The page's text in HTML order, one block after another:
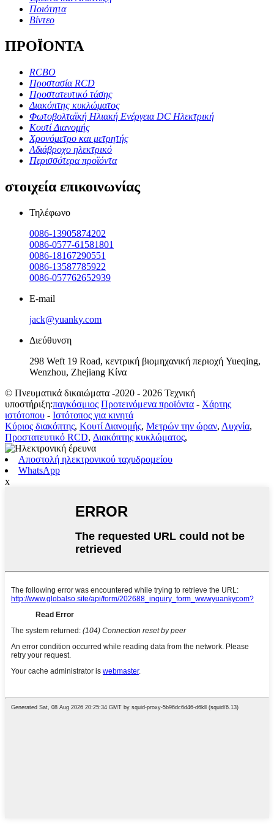
Ποιότητα
Βίντεο
ΠΡΟΪΟΝΤΑ
RCBO
Προστασία RCD
Προστατευτικό τάσης
Διακόπτης κυκλώματος
Φωτοβολταϊκή Ηλιακή Ενέργεια DC Ηλεκτρική
Κουτί Διανομής
Χρονόμετρο και μετρητής
Αδιάβροχο ηλεκτρικό
Περισσότερα προϊόντα
στοιχεία επικοινωνίας
Τηλέφωνο
0086-13905874202
0086-0577-61581801
0086-18167290551
0086-13587785922
0086-057762652939
E-mail
jack@yuanky.com
Διεύθυνση
298 Weft 19 Road, κεντρική βιομηχανική περιοχή Yueqing,
Wenzhou, Zhejiang Κίνα
© Πνευματικά δικαιώματα -2020 - 2026 Τεχνική
υποστήριξη:παγκόσμιος Προτεινόμενα προϊόντα - Χάρτης
ιστότοπου - Ιστότοπος για κινητά
Κύριος διακόπτης, Κουτί Διανομής, Μετρών την ώραν, Λυχνία,
Προστατευτικό RCD, Διακόπτης κυκλώματος,
Αποστολή ηλεκτρονικού ταχυδρομείου
WhatsApp
x